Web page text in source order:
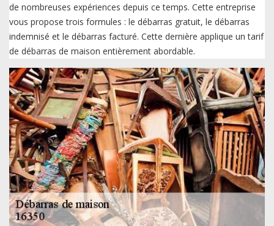
de nombreuses expériences depuis ce temps. Cette entreprise
vous propose trois formules : le débarras gratuit, le débarras
indemnisé et le débarras facturé. Cette dernière applique un tarif
de débarras de maison entièrement abordable.